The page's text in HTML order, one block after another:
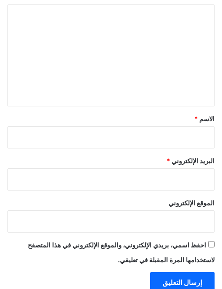
*
الاسم *
البريد الإلكتروني *
الموقع الإلكتروني
احفظ اسمي، بريدي الإلكتروني، والموقع الإلكتروني في هذا المتصفح
لاستخدامها المرة المقبلة في تعليقي.